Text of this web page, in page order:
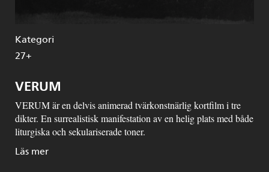
Kategori
27+
VERUM
VERUM är en delvis animerad tvärkonstnärlig kortfilm i tre
dikter. En surrealistisk manifestation av en helig plats med både
liturgiska och sekulariserade toner.
Läs mer